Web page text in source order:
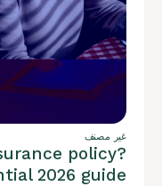
غير مصنف
policy?
2026 guide